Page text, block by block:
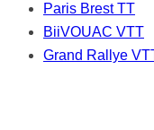
Paris Brest TT
BiiVOUAC VTT
Grand Rallye